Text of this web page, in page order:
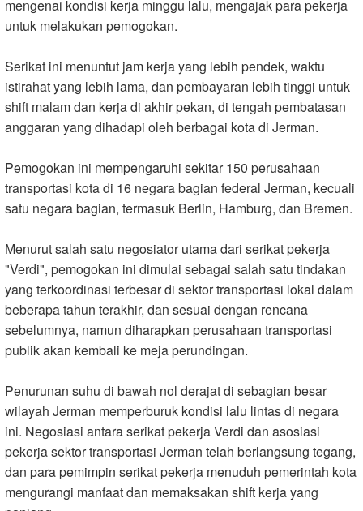
mengenai kondisi kerja minggu lalu, mengajak para pekerja
untuk melakukan pemogokan.
Serikat ini menuntut jam kerja yang lebih pendek, waktu
istirahat yang lebih lama, dan pembayaran lebih tinggi untuk
shift malam dan kerja di akhir pekan, di tengah pembatasan
anggaran yang dihadapi oleh berbagai kota di Jerman.
Pemogokan ini mempengaruhi sekitar 150 perusahaan
transportasi kota di 16 negara bagian federal Jerman, kecuali
satu negara bagian, termasuk Berlin, Hamburg, dan Bremen.
Menurut salah satu negosiator utama dari serikat pekerja
"Verdi", pemogokan ini dimulai sebagai salah satu tindakan
yang terkoordinasi terbesar di sektor transportasi lokal dalam
beberapa tahun terakhir, dan sesuai dengan rencana
sebelumnya, namun diharapkan perusahaan transportasi
publik akan kembali ke meja perundingan.
Penurunan suhu di bawah nol derajat di sebagian besar
wilayah Jerman memperburuk kondisi lalu lintas di negara
ini. Negosiasi antara serikat pekerja Verdi dan asosiasi
pekerja sektor transportasi Jerman telah berlangsung tegang,
dan para pemimpin serikat pekerja menuduh pemerintah kota
mengurangi manfaat dan memaksakan shift kerja yang